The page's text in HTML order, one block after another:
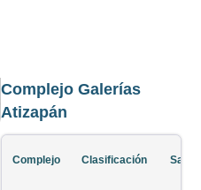
Complejo Galerías
Atizapán
Complejo Clasificación Salas